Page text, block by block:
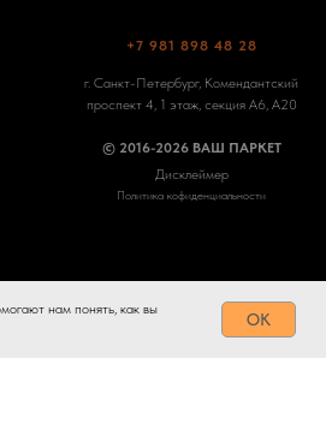
+7 981 898 48 28
г. Санкт-Петербург, Комендантский
проспект 4, 1 этаж, секция А6, А20
© 2016-2026 ВАШ ПАРКЕТ
Дисклеймер
Политика кофиденциальности
нам понять, как вы
OK
on Tilda